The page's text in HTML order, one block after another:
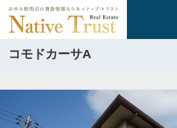
コモドカーサA